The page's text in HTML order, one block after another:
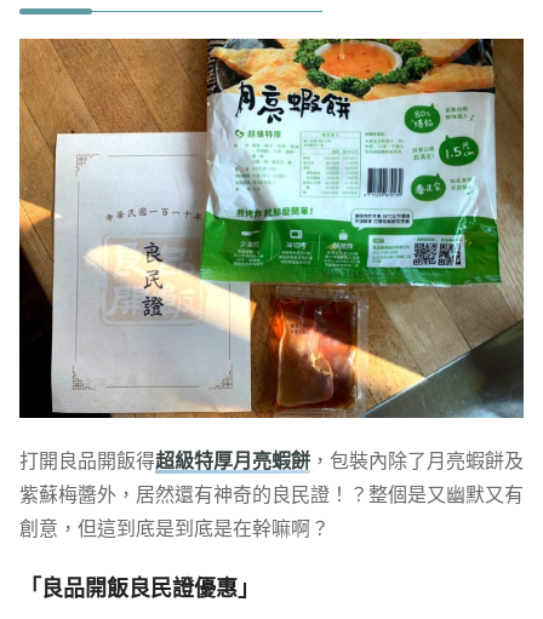
打開良品開飯得超級特厚月亮蝦餅，包裝內除了月亮蝦餅及
紫蘇梅醬外，居然還有神奇的良民證！？整個是又幽默又有
創意，但這到底是到底是在幹嘛啊？
「良品開飯良民證優惠」